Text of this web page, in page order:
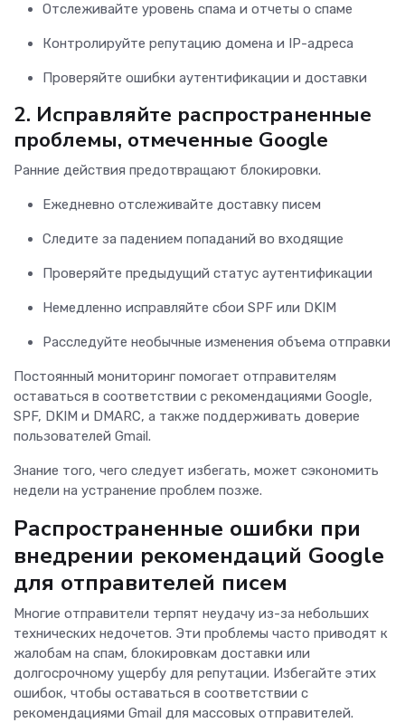
Отслеживайте уровень спама и отчеты о спаме
Контролируйте репутацию домена и IP-адреса
Проверяйте ошибки аутентификации и доставки
2. Исправляйте распространенные
проблемы, отмеченные Google
Ранние действия предотвращают блокировки.
Ежедневно отслеживайте доставку писем
Следите за падением попаданий во входящие
Проверяйте предыдущий статус аутентификации
Немедленно исправляйте сбои SPF или DKIM
Расследуйте необычные изменения объема отправки
Постоянный мониторинг помогает отправителям
оставаться в соответствии с рекомендациями Google,
SPF, DKIM и DMARC, а также поддерживать доверие
пользователей Gmail.
Знание того, чего следует избегать, может сэкономить
недели на устранение проблем позже.
Распространенные ошибки при
внедрении рекомендаций Google
для отправителей писем
Многие отправители терпят неудачу из-за небольших
технических недочетов. Эти проблемы часто приводят к
жалобам на спам, блокировкам доставки или
долгосрочному ущербу для репутации. Избегайте этих
ошибок, чтобы оставаться в соответствии с
рекомендациями Gmail для массовых отправителей.